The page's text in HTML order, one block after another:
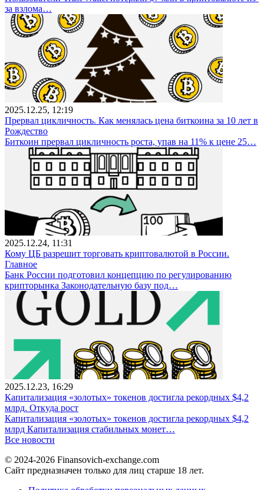
за взлома…
2025.12.25, 12:19
Прервал цикличность. Как менялась цена биткоина за 10 лет в
Рождество
Биткоин прервал цикличность роста, упав на 11% к цене 25…
2025.12.24, 11:31
Кому ЦБ разрешит торговать криптовалютой в России.
Главное
Банк России подготовил концепцию по регулированию
крипторынка Законодательную базу под…
2025.12.23, 16:29
Капитализация «золотых» токенов достигла рекордных $4,2
млрд. Откуда рост
Капитализация «золотых» токенов достигла рекордных $4,2
млрд Капитализация стабильных монет…
Все новости
© 2024-2026 Finansovich-exchange.com
Сайт предназначен только для лиц старше 18 лет.